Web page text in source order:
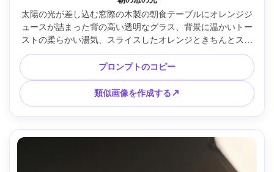
太陽の光が差し込む窓際の木製の朝食テーブルにオレンジジ
ュースが詰まった背の高い透明なグラス、背景に温かいトー
ストの柔らかい湯気、スライスしたオレンジときちんとスタ
イリングされたリネンナプキン、穏やかな影の黄金色の朝の
光、居心地の良いライフスタイル広告の美学、Sony A7IVで
撮影、f/1.8 の 50mm レンズ、被写界深度が浅い、フォトリ
アリスティック、編集用食品写真、テキストなし --ar 4:5
プロンプトのコピー
類似画像を作成する↗